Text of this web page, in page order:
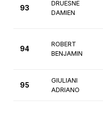
93
DRUESNE
DAMIEN
94
ROBERT
BENJAMIN
95
GIULIANI
ADRIANO